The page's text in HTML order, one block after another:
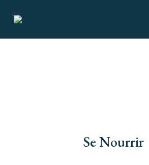
Se Nourrir